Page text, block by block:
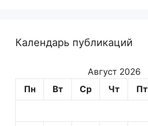
Календарь публикаций
Август 2026
Пн
Вт Ср Чт Пт